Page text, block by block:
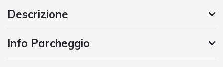
Descrizione
Info Parcheggio